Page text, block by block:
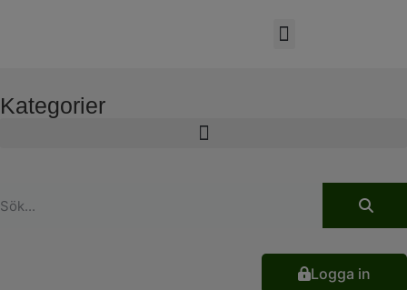
Kategorier
Logga in